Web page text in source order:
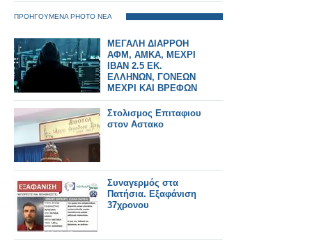
ΠΡΟΗΓΟΥΜΕΝΑ PHOTO ΝΕΑ
ΜΕΓΑΛΗ ΔΙΑΡΡΟΗ
ΑΦΜ, ΑΜΚΑ, ΜΕΧΡΙ
IBAN 2.5 ΕΚ.
ΕΛΛΗΝΩΝ, ΓΟΝΕΩΝ
ΜΕΧΡΙ ΚΑΙ ΒΡΕΦΩΝ
Στολισμος Επιταφιου
στον Αστακο
Συναγερμός στα
Πατήσια. Εξαφάνιση
37χρονου